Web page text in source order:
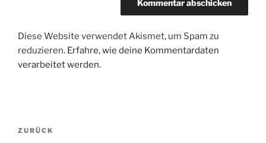
Diese Website verwendet Akismet, um Spam zu
reduzieren. Erfahre, wie deine Kommentardaten
verarbeitet werden.
Beitragsnavigation
Vorheriger
ZURÜCK